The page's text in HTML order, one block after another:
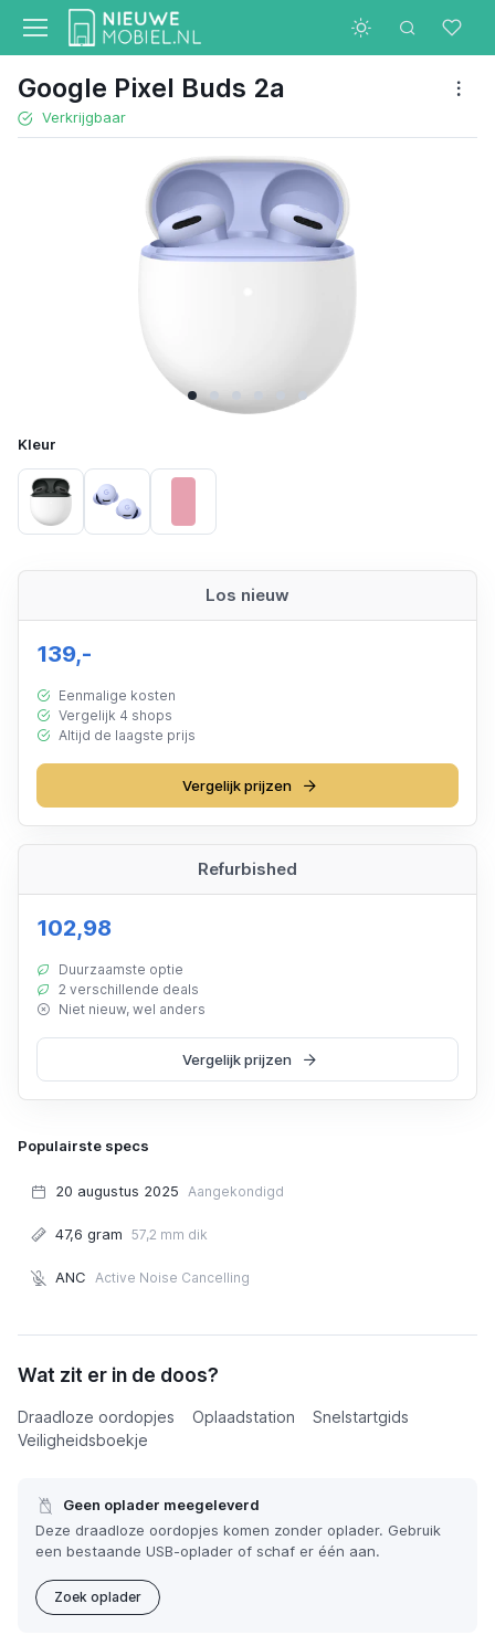
Google Pixel Buds 2a
Verkrijgbaar
Kleur
Light GreyPurple
Los nieuw
139,-
Eenmalige kosten
Vergelijk 4 shops
Altijd de laagste prijs
Vergelijk prijzen
Refurbished
102,98
Duurzaamste optie
2 verschillende deals
Niet nieuw, wel anders
Vergelijk prijzen
Populairste specs
20 augustus 2025 Aangekondigd
47,6 gram 57,2 mm dik
ANC Active Noise Cancelling
€ 139,00
Wat zit er in de doos?
Draadloze oordopjes Oplaadstation
Snelstartgids
Veiligheidsboekje
Geen oplader meegeleverd
Deze draadloze oordopjes komen zonder oplader. Gebruik
een bestaande USB-oplader of schaf er één aan.
Zoek oplader